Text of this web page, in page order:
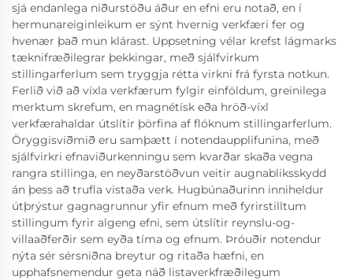
sjá endanlega niðurstöðu áður en efni eru notað, en í
hermunareiginleikum er sýnt hvernig verkfæri fer og
hvenær það mun klárast. Uppsetning vélar krefst lágmarks
tæknifræðilegrar þekkingar, með sjálfvirkum
stillingarferlum sem tryggja rétta virkni frá fyrsta notkun.
Ferlið við að víxla verkfærum fylgir einföldum, greinilega
merktum skrefum, en magnétísk eða hröð-víxl
verkfærahaldar útslítir þörfina af flóknum stillingarferlum.
Öryggisviðmið eru samþætt í notendaupplifunina, með
sjálfvirkri efnaviðurkenningu sem kvarðar skaða vegna
rangra stillinga, en neyðarstöðvun veitir augnabliksskydd
án þess að trufla vistaða verk. Hugbúnaðurinn inniheldur
útþrýstur gagnagrunnur yfir efnum með fyrirstilltum
stillingum fyrir algeng efni, sem útslítir reynslu-og-
villaaðferðir sem eyða tíma og efnum. Þróuðir notendur
nýta sér sérsniðna breytur og ritaða hæfni, en
upphafsnemendur geta náð listaverkfræðilegum